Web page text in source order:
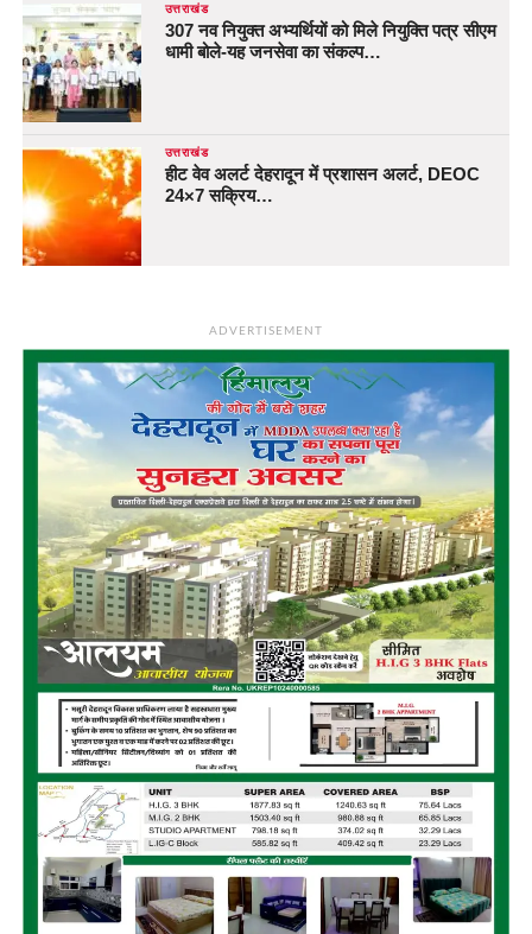
उत्तराखंड
307 नव नियुक्त अभ्यर्थियों को मिले नियुक्ति पत्र सीएम
धामी बोले-यह जनसेवा का संकल्प…
उत्तराखंड
हीट वेव अलर्ट देहरादून में प्रशासन अलर्ट, DEOC
24×7 सक्रिय…
ADVERTISEMENT